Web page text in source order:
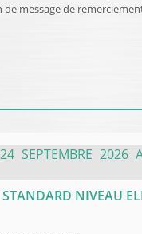
message de
24 SEPTEMBRE 2026
NIVEAU